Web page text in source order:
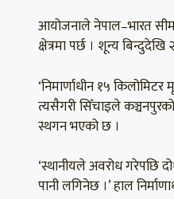
आयोजनाले नेपाल–भारत
क्षेत्रमा पर्छ । शून्य
‘निमार्णाधीन १५
त्यसैगरी सिँचाइले
स्थगन भएको छ ।
‘स्थानीयले अवरोध गरेपछि
पानी लगिनेछ ।’ हाल